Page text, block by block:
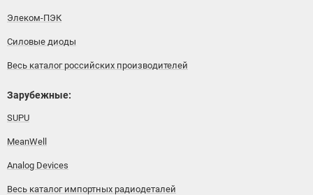
Элеком-ПЭК
Силовые диоды
Весь каталог российских производителей
Зарубежные:
SUPU
MeanWell
Analog Devices
Весь каталог импортных радиодеталей